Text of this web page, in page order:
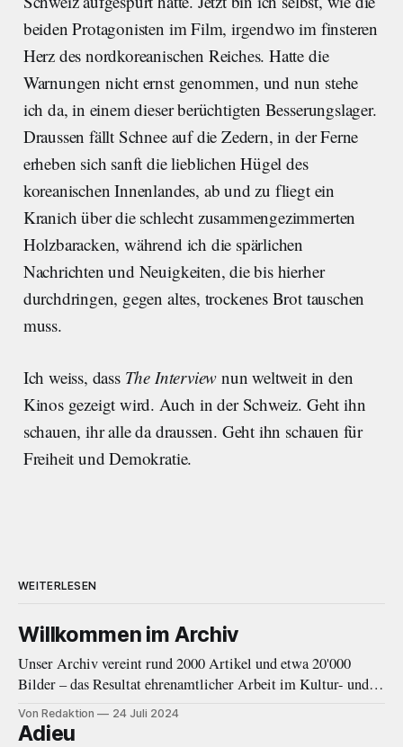
beiden Protagonisten im Film, irgendwo im finsteren
Herz des nordkoreanischen Reiches. Hatte die
Warnungen nicht ernst genommen, und nun stehe
ich da, in einem dieser berüchtigten Besserungslager.
Draussen fällt Schnee auf die Zedern, in der Ferne
erheben sich sanft die lieblichen Hügel des
koreanischen Innenlandes, ab und zu fliegt ein
Kranich über die schlecht zusammengezimmerten
Holzbaracken, während ich die spärlichen
Nachrichten und Neuigkeiten, die bis hierher
durchdringen, gegen altes, trockenes Brot tauschen
muss.
Ich weiss, dass The Interview nun weltweit in den
Kinos gezeigt wird. Auch in der Schweiz. Geht ihn
schauen, ihr alle da draussen. Geht ihn schauen für
Freiheit und Demokratie.
WEITERLESEN
Willkommen im Archiv
Unser Archiv vereint rund 2000 Artikel und etwa 20'000
Bilder – das Resultat ehrenamtlicher Arbeit im Kultur- und
Musikjournalismus von 2010 bis 2020. Eine Einleitung.
Von Redaktion 24 Juli 2024
Adieu